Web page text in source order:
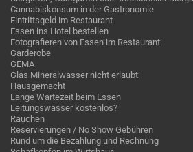
Cannabiskonsum in der Gastronomie
Eintrittsgeld im Restaurant
Essen ins Hotel bestellen
Fotografieren von Essen im Restaurant
Garderobe
GEMA
Glas Mineralwasser nicht erlaubt
Hausgemacht
Lange Wartezeit beim Essen
Leitungswasser kostenlos?
Rauchen
Reservierungen / No Show Gebühren
Rund um die Bezahlung und Rechnung